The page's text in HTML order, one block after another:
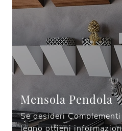
Mensola Pendola
Se desideri
legno ottieni